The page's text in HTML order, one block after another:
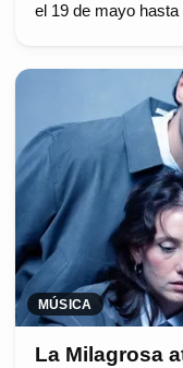
el 19 de mayo hasta
MÚSICA
La Milagrosa